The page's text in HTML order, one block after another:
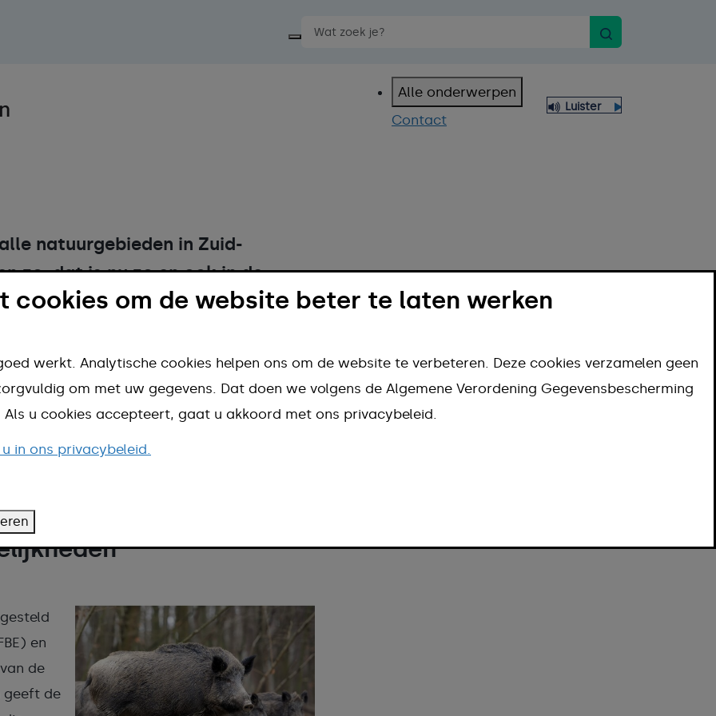
Zoeken
Alle onderwerpen
Contact
Luister
natuurgebieden in Zuid-
zo, dat is nu zo en ook in de
Ook in de gemeente
zijn van nature bang voor
niet zomaar aanvallen. Tenzij ze
voelen. Zo zal een
wanneer er (herhaaldelijk)
komt.
dieren. Hoe doen we dat?’
en
de
geeft de
cookies om de website beter te laten werken
werkt. Analytische cookies helpen ons om de website te verbeteren. Deze cookies verzamelen geen
om met uw gegevens. Dat doen we volgens de Algemene Verordening Gegevensbescherming
u cookies accepteert, gaat u akkoord met ons privacybeleid.
in ons privacybeleid.